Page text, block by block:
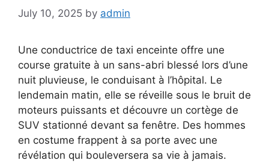
July 10, 2025 by admin
Une conductrice de taxi enceinte offre une
course gratuite à un sans-abri blessé lors d’une
nuit pluvieuse, le conduisant à l’hôpital. Le
lendemain matin, elle se réveille sous le bruit de
moteurs puissants et découvre un cortège de
SUV stationné devant sa fenêtre. Des hommes
en costume frappent à sa porte avec une
révélation qui bouleversera sa vie à jamais.